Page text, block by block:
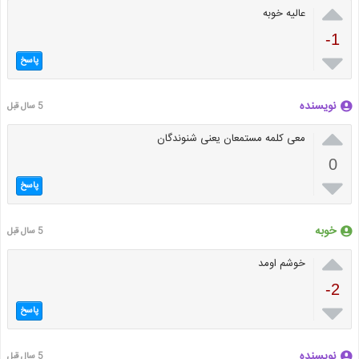

-1

عالیه خوبه
پاسخ
نویسنده 5 سال قبل

0

معی کلمه مستمعان یعنی شنوندگان
پاسخ
خوبه 5 سال قبل

-2

خوشم اومد
پاسخ